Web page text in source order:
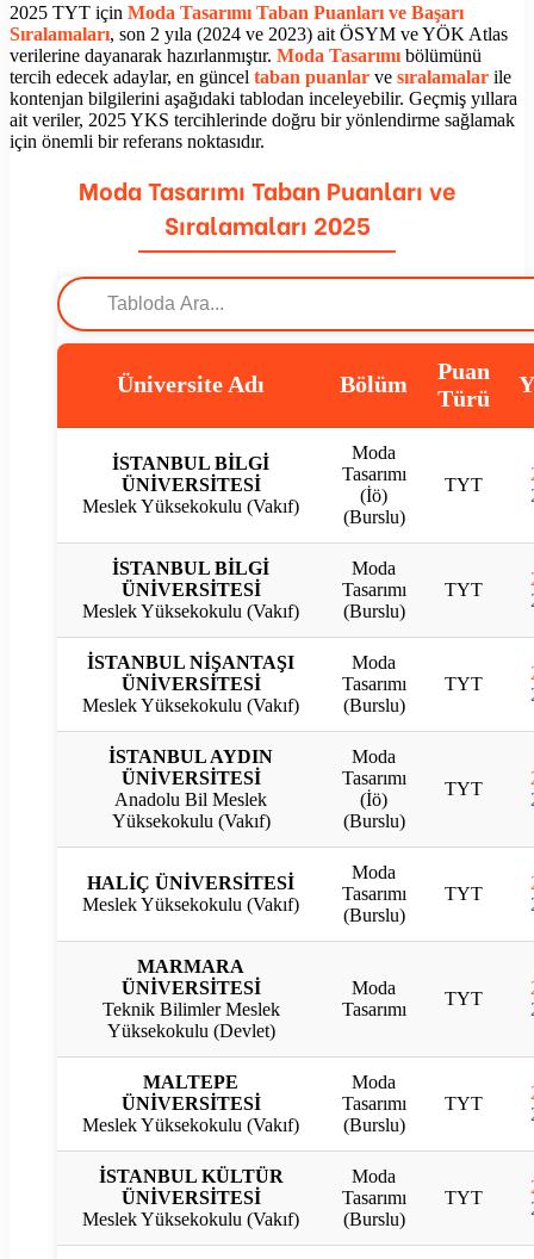
2025 TYT için Moda Tasarımı Taban Puanları ve Başarı
Sıralamaları, son 2 yıla (2024 ve 2023) ait ÖSYM ve YÖK Atlas
verilerine dayanarak hazırlanmıştır. Moda Tasarımı bölümünü
tercih edecek adaylar, en güncel taban puanlar ve sıralamalar ile
kontenjan bilgilerini aşağıdaki tablodan inceleyebilir. Geçmiş yıllara
ait veriler, 2025 YKS tercihlerinde doğru bir yönlendirme sağlamak
için önemli bir referans noktasıdır.
Moda Tasarımı Taban Puanları ve
Sıralamaları 2025
Üniversite Adı Bölüm
Puan
Türü
İSTANBUL BİLGİ
ÜNİVERSİTESİ
Meslek Yüksekokulu (Vakıf)
Moda
Tasarımı
(İö)
(Burslu)
TYT
İSTANBUL BİLGİ
ÜNİVERSİTESİ
Meslek Yüksekokulu (Vakıf)
Moda
Tasarımı
(Burslu)
TYT
İSTANBUL NİŞANTAŞI
ÜNİVERSİTESİ
Meslek Yüksekokulu (Vakıf)
Moda
Tasarımı
(Burslu)
TYT
İSTANBUL AYDIN
ÜNİVERSİTESİ
Anadolu Bil Meslek
Yüksekokulu (Vakıf)
Moda
Tasarımı
(İö)
(Burslu)
TYT
HALİÇ ÜNİVERSİTESİ
Meslek Yüksekokulu (Vakıf)
Moda
Tasarımı
(Burslu)
TYT
MARMARA
ÜNİVERSİTESİ
Teknik Bilimler Meslek
Yüksekokulu (Devlet)
Moda
Tasarımı
TYT
MALTEPE
ÜNİVERSİTESİ
Meslek Yüksekokulu (Vakıf)
Moda
Tasarımı
(Burslu)
TYT
İSTANBUL KÜLTÜR
ÜNİVERSİTESİ
Meslek Yüksekokulu (Vakıf)
Moda
Tasarımı
(Burslu)
TYT